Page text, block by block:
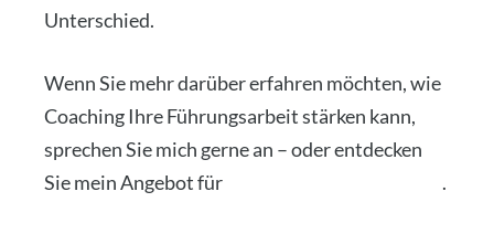
Unter­schied.
Wenn Sie mehr dar­über erfah­ren möch­ten, wie
Coa­ching Ihre Füh­rungs­ar­beit stär­ken kann,
spre­chen Sie mich ger­ne an – oder ent­de­cken
Sie mein Ange­bot für
.